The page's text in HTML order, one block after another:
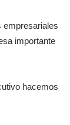
empresariales
importante
hacemos